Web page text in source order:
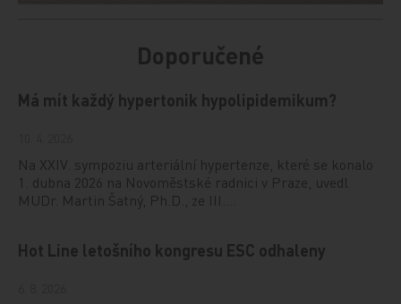
Doporučené
Má mít každý hypertonik hypolipidemikum?
Na XXIV. sympoziu arteriální hypertenze, které se konalo
1. dubna 2026 na Novoměstské radnici v Praze, uvedl
MUDr. Martin Šatný, Ph.D., ze III.…
Hot Line letošního kongresu ESC odhaleny